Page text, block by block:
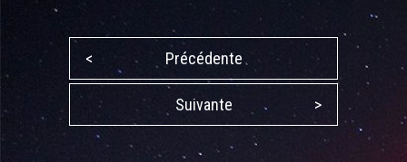
< Précédente
Suivante >